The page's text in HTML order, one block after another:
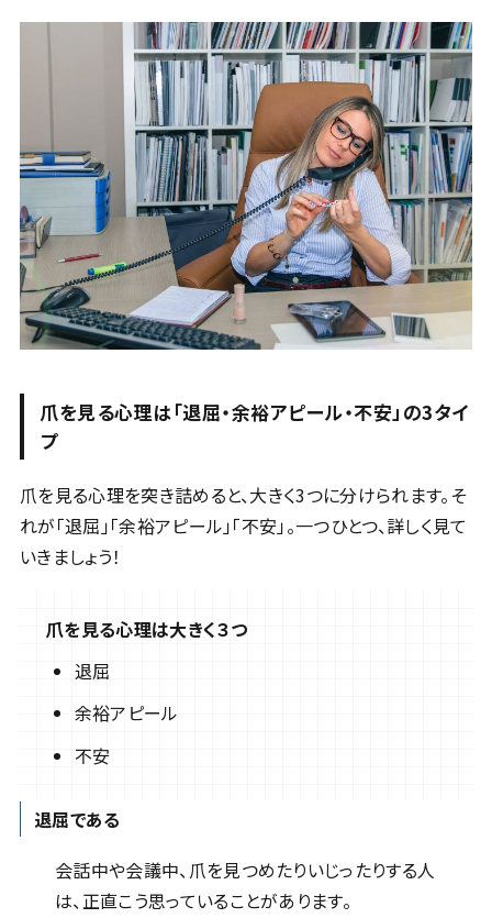
爪を見る心理は「退屈・余裕アピール・不安」の3タイ
プ
爪を見る心理を突き詰めると、大きく3つに分けられます。そ
れが「退屈」「余裕アピール」「不安」。一つひとつ、詳しく見て
いきましょう！
爪を見る心理は大きく３つ
退屈
余裕アピール
不安
退屈である
会話中や会議中、爪を見つめたりいじったりする人
は、正直こう思っていることがあります。